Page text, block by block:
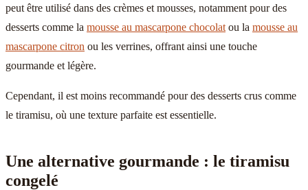
peut être utilisé dans des crèmes et mousses, notamment pour des
desserts comme la mousse au mascarpone chocolat ou la mousse au
mascarpone citron ou les verrines, offrant ainsi une touche
gourmande et légère.
Cependant, il est moins recommandé pour des desserts crus comme
le tiramisu, où une texture parfaite est essentielle.
Une alternative gourmande : le tiramisu
congelé